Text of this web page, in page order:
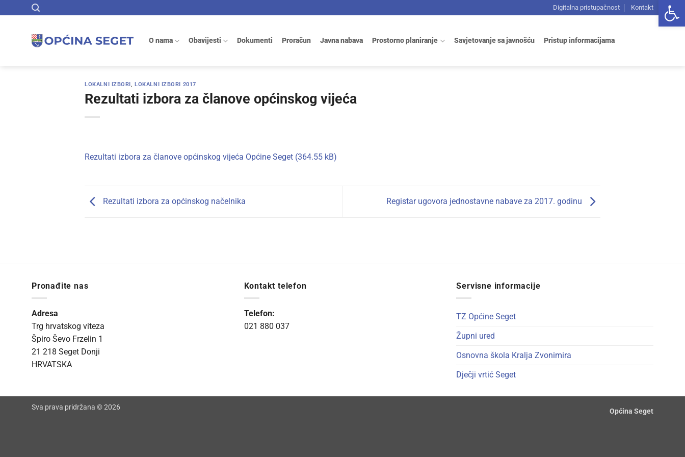
to
Digitalna pristupačnost Kontakt
O nama Obavijesti Dokumenti Proračun Javna nabava Prostorno planiranje Savjetovanje sa javnošću Pristup informacijama
LOKALNI IZBORI,LOKALNI IZBORI 2017
Rezultati izbora za članove općinskog vijeća
Rezultati izbora za članove općinskog vijeća Općine Seget
Rezultati izbora za općinskog načelnika Registar ugovora jednostavne nabave za 2017. godinu
Pronađite nas
Adresa
Trg hrvatskog viteza
Špiro Ševo Frzelin 1
21 218 Seget Donji
HRVATSKA
Kontakt telefon
Telefon:
021 880 037
Servisne informacije
TZ Općine Seget
Župni ured
Osnovna škola Kralja Zvonimira
Dječji vrtić Seget
Općina Seget
Sva prava pridržana © 2026